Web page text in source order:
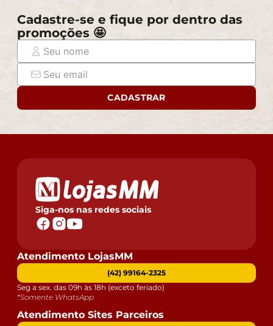
Cadastre-se e fique por dentro das
promoções 🤩
CADASTRAR
Siga-nos nas redes sociais
Atendimento LojasMM
(42) 99164-2325
Seg a sex. das 09h às 18h (exceto feriado)
*Somente WhatsApp
Atendimento Sites Parceiros